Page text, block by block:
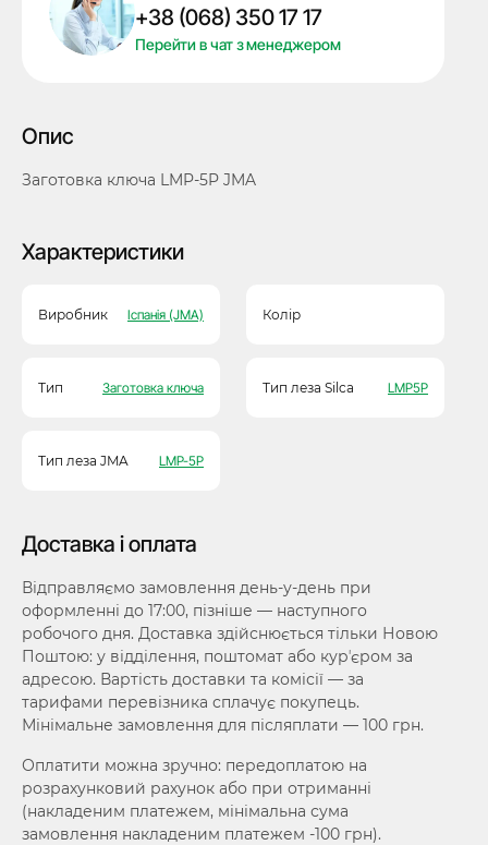
кількість
+38 (068) 350 17 17
Перейти в чат з менеджером
Опис
Заготовка ключа LMP-5P JMA
Характеристики
Виробник Іспанія (JMA) Колір
Тип Заготовка ключа Тип леза Silca LMP5P
Тип леза JMA LMP-5P
Доставка і оплата
Відправляємо замовлення день-у-день при
оформленні до 17:00, пізніше — наступного
робочого дня. Доставка здійснюється тільки Новою
Поштою: у відділення, поштомат або курʼєром за
адресою. Вартість доставки та комісії — за
тарифами перевізника сплачує покупець.
Мінімальне замовлення для післяплати — 100 грн.
Оплатити можна зручно: передоплатою на
розрахунковий рахунок або при отриманні
(накладеним платежем, мінімальна сума
замовлення накладеним платежем -100 грн).